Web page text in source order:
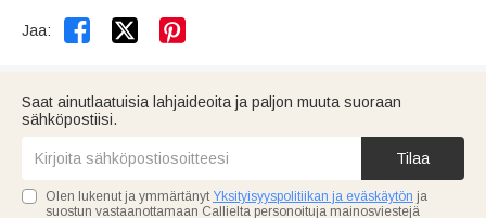
Jaa:  
Saat ainutlaatuisia lahjaideoita ja paljon muuta suoraan
sähköpostiisi.
Tilaa
Olen lukenut ja ymmärtänyt Yksityisyyspolitiikan ja eväskäytön ja
suostun vastaanottamaan Callielta personoituja mainosviestejä